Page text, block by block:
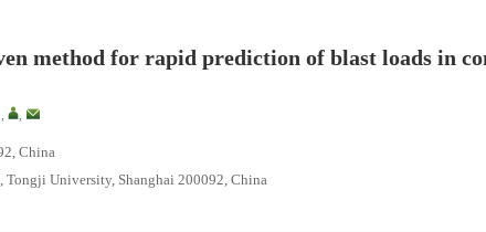
method for rapid prediction of blast loads in
, ,
China
University, Shanghai 200092, China